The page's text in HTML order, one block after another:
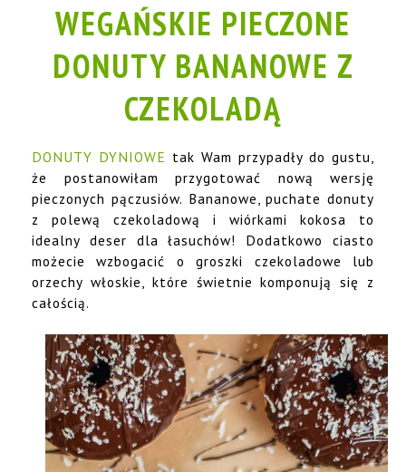
WEGAŃSKIE PIECZONE
DONUTY BANANOWE Z
CZEKOLADĄ
DONUTY DYNIOWE tak Wam przypadły do gustu,
że postanowiłam przygotować nową wersję
pieczonych pączusiów. Bananowe, puchate donuty
z polewą czekoladową i wiórkami kokosa to
idealny deser dla łasuchów! Dodatkowo ciasto
możecie wzbogacić o groszki czekoladowe lub
orzechy włoskie, które świetnie komponują się z
całością.